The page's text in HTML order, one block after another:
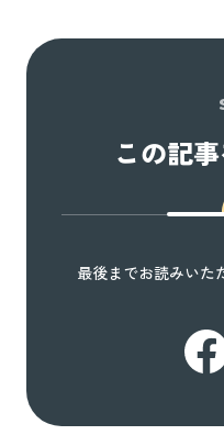
この記
最後までお読みいた